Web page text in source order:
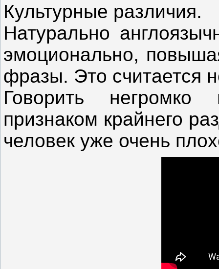
Культурные различия.
Натурально
эмоционально,
фразы. Это считается
Говорить негромко
признаком крайнего
человек уже очень